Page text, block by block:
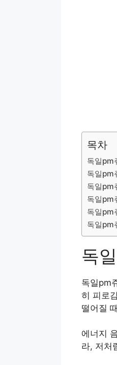
목차
독일pm
독일pm
독일pm
독일pm
독일pm
독일pm
독
독일pm
히 피로
떨어질
에너지
라, 저처